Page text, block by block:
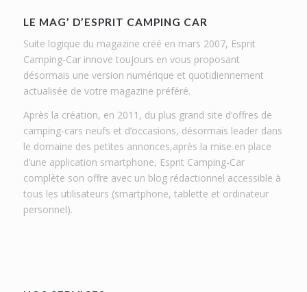
LE MAG’ D’ESPRIT CAMPING CAR
Suite logique du magazine créé en mars 2007, Esprit
Camping-Car innove toujours en vous proposant
désormais une version numérique et quotidiennement
actualisée de votre magazine préféré.
Après la création, en 2011, du plus grand site d’offres de
camping-cars neufs et d’occasions, désormais leader dans
le domaine des petites annonces,après la mise en place
d’une application smartphone, Esprit Camping-Car
complète son offre avec un blog rédactionnel accessible à
tous les utilisateurs (smartphone, tablette et ordinateur
personnel).